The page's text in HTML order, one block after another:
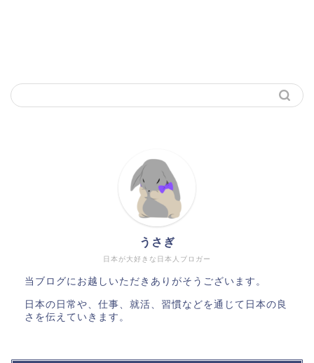
日本が大好きな日本人ブロガー
うさぎ
当ブログにお越しいただきありがそうございます。
日本の日常や、仕事、就活、習慣などを通じて日本の良
さを伝えていきます。